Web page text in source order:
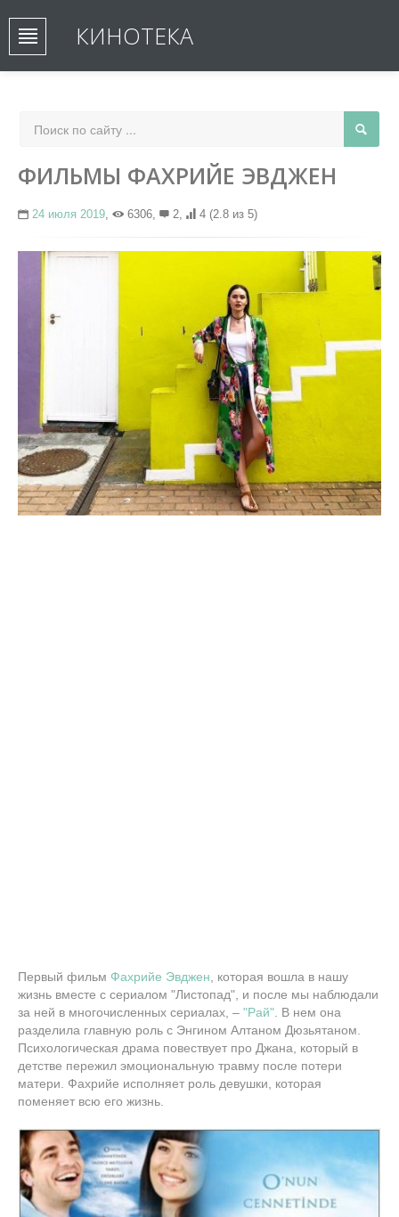
КИНОТЕКА
ФИЛЬМЫ ФАХРИЙЕ ЭВДЖЕН
24 июля 2019, 6306, 2, 4 (2.8 из 5)
Первый фильм Фахрийе Эвджен, которая вошла в нашу
жизнь вместе с сериалом "Листопад", и после мы наблюдали
за ней в многочисленных сериалах, – "Рай". В нем она
разделила главную роль с Энгином Алтаном Дюзьятаном.
Психологическая драма повествует про Джана, который в
детстве пережил эмоциональную травму после потери
матери. Фахрийе исполняет роль девушки, которая
поменяет всю его жизнь.